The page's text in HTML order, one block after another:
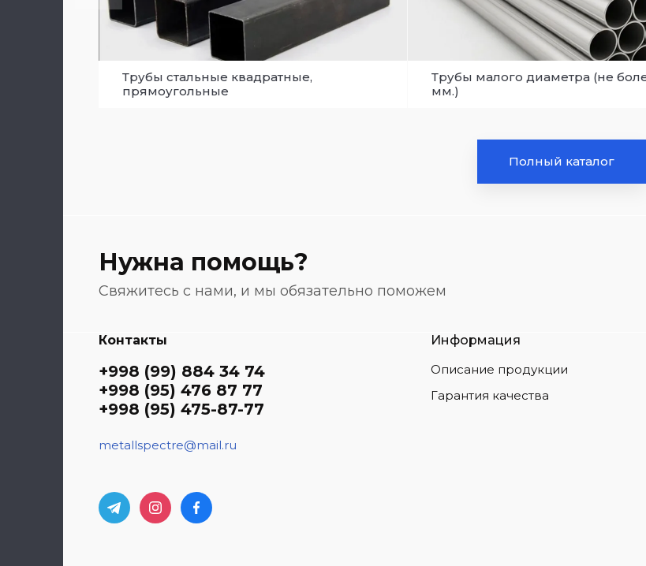
Трубы стальные квадратные,
прямоугольные
Трубы малого диаметра (не
мм.)
Полный каталог
Нужна помощь?
Свяжитесь с нами, и мы обязательно поможем
Контакты
+998 (99) 884 34 74
+998 (95) 476 87 77
+998 (95) 475-87-77
metallspectre@mail.ru
Информация
Описание продукции
Гарантия качества